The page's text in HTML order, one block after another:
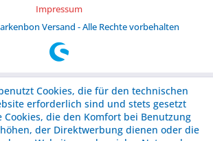
Impressum
Versand - Alle Rechte vorbehalten
Cookies, die für den technischen
erforderlich sind und stets gesetzt
Cookies, die den Komfort bei Benutzung
der Direktwerbung dienen oder die